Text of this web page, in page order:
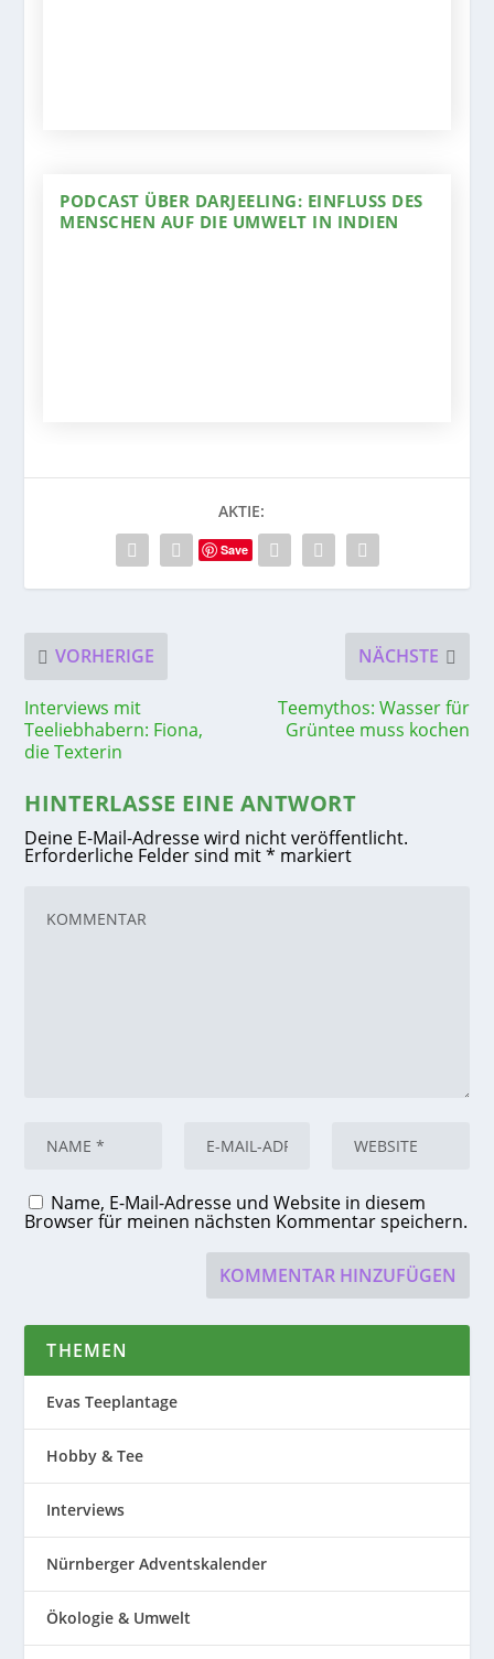
PODCAST ÜBER DARJEELING: EINFLUSS DES
MENSCHEN AUF DIE UMWELT IN INDIEN
AKTIE:
Save
VORHERIGE
Interviews mit
Teeliebhabern: Fiona,
die Texterin
NÄCHSTE
Teemythos: Wasser für
Grüntee muss kochen
HINTERLASSE EINE ANTWORT
Deine E-Mail-Adresse wird nicht veröffentlicht.
Erforderliche Felder sind mit* markiert
Name, E-Mail-Adresse und Website in diesem
Browser für meinen nächsten Kommentar speichern.
THEMEN
Evas Teeplantage
Hobby & Tee
Interviews
Nürnberger Adventskalender
Ökologie & Umwelt